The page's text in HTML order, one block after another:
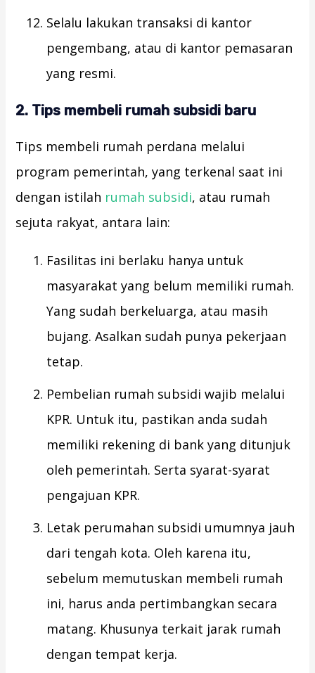
Selalu lakukan transaksi di kantor
pengembang, atau di kantor pemasaran
yang resmi.
2. Tips membeli rumah subsidi baru
Tips membeli rumah perdana melalui
program pemerintah, yang terkenal saat ini
dengan istilah rumah subsidi, atau rumah
sejuta rakyat, antara lain:
Fasilitas ini berlaku hanya untuk
masyarakat yang belum memiliki rumah.
Yang sudah berkeluarga, atau masih
bujang. Asalkan sudah punya pekerjaan
tetap.
Pembelian rumah subsidi wajib melalui
KPR. Untuk itu, pastikan anda sudah
memiliki rekening di bank yang ditunjuk
oleh pemerintah. Serta syarat-syarat
pengajuan KPR.
Letak perumahan subsidi umumnya jauh
dari tengah kota. Oleh karena itu,
sebelum memutuskan membeli rumah
ini, harus anda pertimbangkan secara
matang. Khusunya terkait jarak rumah
dengan tempat kerja.